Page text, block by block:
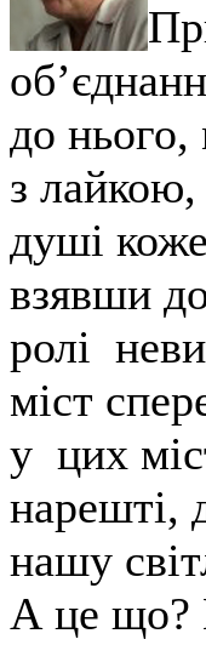
до
з
душі
взявши
ролі
міст
у цих
нарешті,
нашу
А це що?